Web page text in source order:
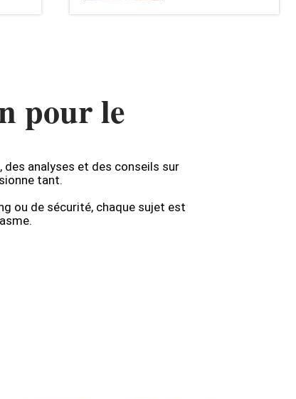
pour le
analyses et des conseils sur
tant.
ou de sécurité, chaque sujet est